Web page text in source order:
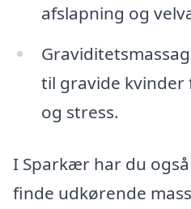
afslapning og
til gravide kvinder
og stress.
I Sparkær har du
finde udkørende